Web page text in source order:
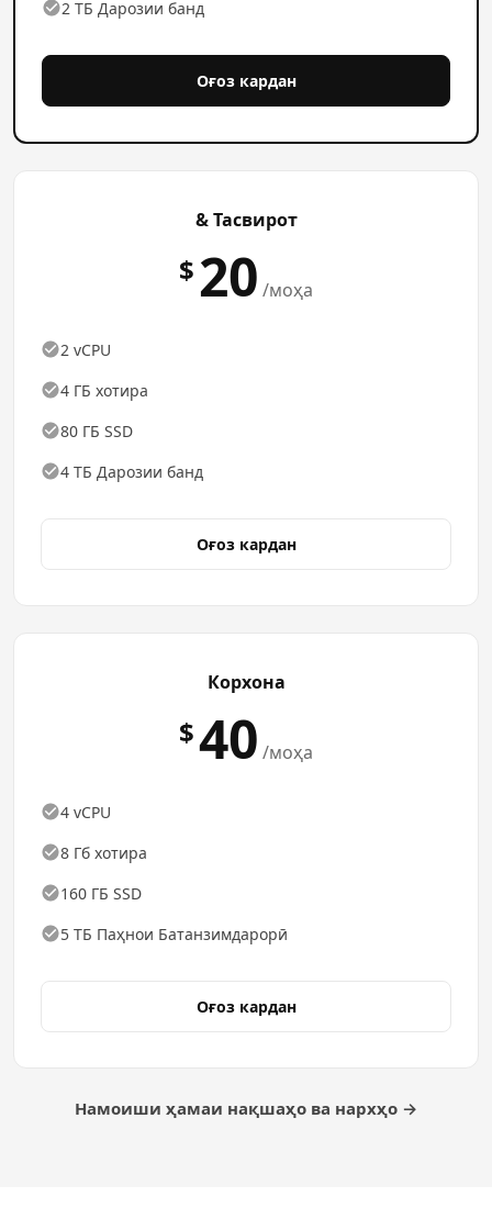
2 ТБ Дарозии банд
Оғоз кардан
& Тасвирот
$ 20 /моҳа
2 vCPU
4 ГБ хотира
80 ГБ SSD
4 ТБ Дарозии банд
Оғоз кардан
Корхона
$40 /моҳа
4 vCPU
8 Гб хотира
160 ГБ SSD
5 ТБ Паҳнои Батанзимдарорӣ
Оғоз кардан
Намоиши ҳамаи нақшаҳо ва нархҳо →